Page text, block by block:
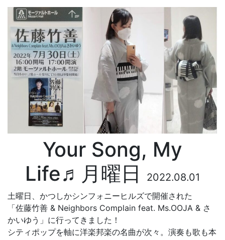
Your Song, My
Life♬月曜日
2022.08.01
土曜日、かつしかシンフォニーヒルズで開催された
「佐藤竹善 & Neighbors Complain feat. Ms.OOJA & さ
かいゆう」に行ってきました！
シティポップを軸に洋楽邦楽の名曲が次々。演奏も歌も本